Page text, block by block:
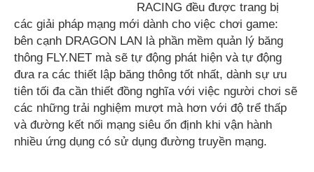
RACING đều được trang bị
các giải pháp mạng mới dành cho việc chơi game:
bên cạnh DRAGON LAN là phần mềm quản lý băng
thông FLY.NET mà sẽ tự động phát hiện và tự động
đưa ra các thiết lập băng thông tốt nhất, dành sự ưu
tiên tối đa cần thiết đồng nghĩa với việc người chơi sẽ
các những trải nghiệm mượt mà hơn với độ trể thấp
và đường kết nối mạng siêu ổn định khi vận hành
nhiều ứng dụng có sử dụng đường truyền mạng.